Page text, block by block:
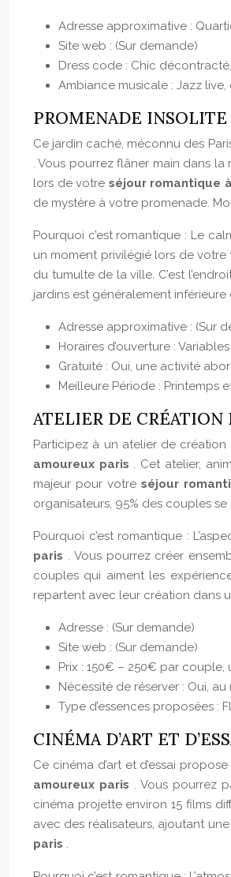
Adresse approximative :
Site web : (Sur demande)
Dress code : Chic
Ambiance musicale : Jazz
PROMENADE
Ce jardin caché, méconnu des
. Vous pourrez flâner main dans
lors de votre séjour romantique
de mystère à votre promenade.
Pourquoi c’est romantique : Le
un moment privilégié lors de votre
du tumulte de la ville. C’est
jardins est généralement
Adresse approximative : (Sur
Horaires d’ouverture :
Gratuité : Oui, une activité
Meilleure Période : Printemps
ATELIER DE
Participez à un atelier de
amoureux paris . Cet atelier,
majeur pour votreséjour
organisateurs, 95% des couples
Pourquoi c’est romantique :
paris . Vous pourrez créer
couples qui aiment les
repartent avec leur création dans
Adresse : (Sur demande)
Site web : (Sur demande)
Prix : 150€ – 250€ par
Nécessité de réserver : Oui,
Type d’essences proposées :
CINÉMA D’ART ET
Ce cinéma d’art et d’essai
amoureux paris . Vous pourrez
cinéma projette environ 15 films
avec des réalisateurs, ajoutant
paris .